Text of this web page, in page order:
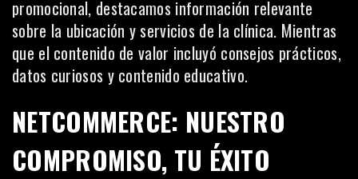
promocional, destacamos información relevante
sobre la ubicación y servicios de la clínica. Mientras
que el contenido de valor incluyó consejos prácticos,
datos curiosos y contenido educativo.
NETCOMMERCE: NUESTRO
COMPROMISO, TU ÉXITO